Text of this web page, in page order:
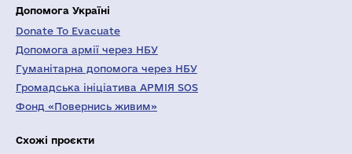
Допомога Україні
Donate To Evacuate
Допомога армії через НБУ
Гуманітарна допомога через НБУ
Громадська ініціатива АРМІЯ SOS
Фонд «Повернись живим»
Схожі проєкти